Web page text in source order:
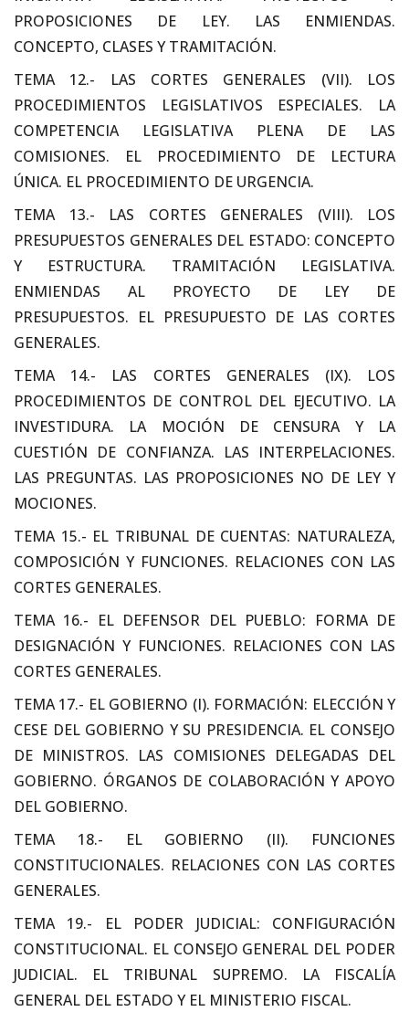
PROPOSICIONES DE LEY. LAS ENMIENDAS.
CONCEPTO, CLASES Y TRAMITACIÓN.
TEMA 12.- LAS CORTES GENERALES (VII). LOS
PROCEDIMIENTOS LEGISLATIVOS ESPECIALES. LA
COMPETENCIA LEGISLATIVA PLENA DE LAS
COMISIONES. EL PROCEDIMIENTO DE LECTURA
ÚNICA. EL PROCEDIMIENTO DE URGENCIA.
TEMA 13.- LAS CORTES GENERALES (VIII). LOS
PRESUPUESTOS GENERALES DEL ESTADO: CONCEPTO
Y ESTRUCTURA. TRAMITACIÓN LEGISLATIVA.
ENMIENDAS AL PROYECTO DE LEY DE
PRESUPUESTOS. EL PRESUPUESTO DE LAS CORTES
GENERALES.
TEMA 14.- LAS CORTES GENERALES (IX). LOS
PROCEDIMIENTOS DE CONTROL DEL EJECUTIVO. LA
INVESTIDURA. LA MOCIÓN DE CENSURA Y LA
CUESTIÓN DE CONFIANZA. LAS INTERPELACIONES.
LAS PREGUNTAS. LAS PROPOSICIONES NO DE LEY Y
MOCIONES.
TEMA 15.- EL TRIBUNAL DE CUENTAS: NATURALEZA,
COMPOSICIÓN Y FUNCIONES. RELACIONES CON LAS
CORTES GENERALES.
TEMA 16.- EL DEFENSOR DEL PUEBLO: FORMA DE
DESIGNACIÓN Y FUNCIONES. RELACIONES CON LAS
CORTES GENERALES.
TEMA 17.- EL GOBIERNO (I). FORMACIÓN: ELECCIÓN Y
CESE DEL GOBIERNO Y SU PRESIDENCIA. EL CONSEJO
DE MINISTROS. LAS COMISIONES DELEGADAS DEL
GOBIERNO. ÓRGANOS DE COLABORACIÓN Y APOYO
DEL GOBIERNO.
TEMA 18.- EL GOBIERNO (II). FUNCIONES
CONSTITUCIONALES. RELACIONES CON LAS CORTES
GENERALES.
TEMA 19.- EL PODER JUDICIAL: CONFIGURACIÓN
CONSTITUCIONAL. EL CONSEJO GENERAL DEL PODER
JUDICIAL. EL TRIBUNAL SUPREMO. LA FISCALÍA
GENERAL DEL ESTADO Y EL MINISTERIO FISCAL.